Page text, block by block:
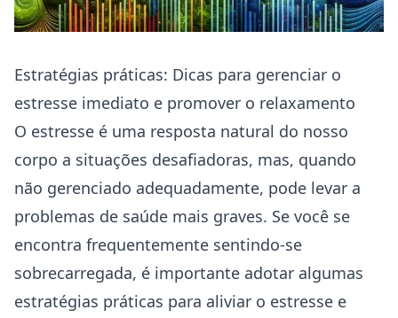
Estratégias práticas: Dicas para gerenciar o
estresse imediato e promover o relaxamento
O estresse é uma resposta natural do nosso
corpo a situações desafiadoras, mas, quando
não gerenciado adequadamente, pode levar a
problemas de saúde mais graves. Se você se
encontra frequentemente sentindo-se
sobrecarregada, é importante adotar algumas
estratégias práticas para aliviar o estresse e